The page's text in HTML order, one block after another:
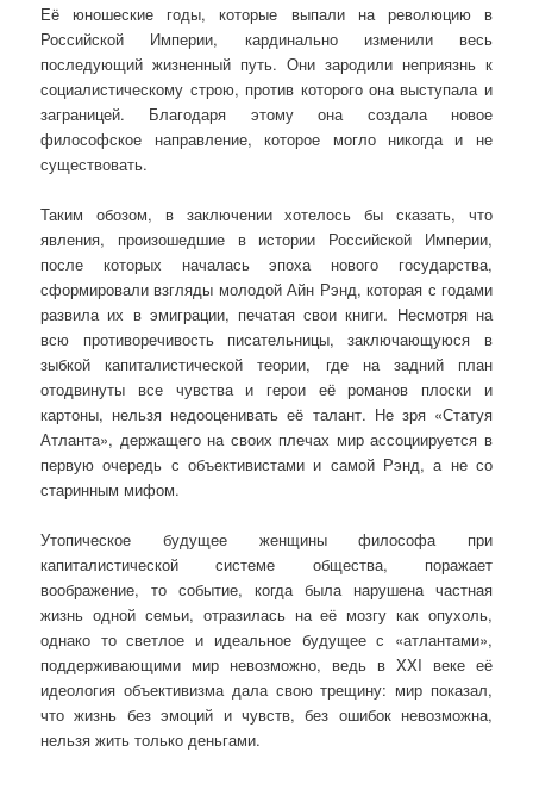
Её юношеские годы, которые выпали на революцию в
Российской Империи, кардинально изменили весь
последующий жизненный путь. Они зародили неприязнь к
социалистическому строю, против которого она выступала и
заграницей. Благодаря этому она создала новое
философское направление, которое могло никогда и не
существовать.
Таким обозом, в заключении хотелось бы сказать, что
явления, произошедшие в истории Российской Империи,
после которых началась эпоха нового государства,
сформировали взгляды молодой Айн Рэнд, которая с годами
развила их в эмиграции, печатая свои книги. Несмотря на
всю противоречивость писательницы, заключающуюся в
зыбкой капиталистической теории, где на задний план
отодвинуты все чувства и герои её романов плоски и
картоны, нельзя недооценивать её талант. Не зря «Статуя
Атланта», держащего на своих плечах мир ассоциируется в
первую очередь с объективистами и самой Рэнд, а не со
старинным мифом.
Утопическое будущее женщины философа при
капиталистической системе общества, поражает
воображение, то событие, когда была нарушена частная
жизнь одной семьи, отразилась на её мозгу как опухоль,
однако то светлое и идеальное будущее с «атлантами»,
поддерживающими мир невозможно, ведь в XXI веке её
идеология объективизма дала свою трещину: мир показал,
что жизнь без эмоций и чувств, без ошибок невозможна,
нельзя жить только деньгами.